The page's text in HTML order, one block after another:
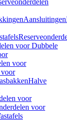
Aansluitingen
voor Dubbele
voor
voor
Halve
voor
voor